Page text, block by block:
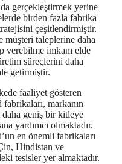
gerçekleştirmek yerine
birden fazla fabrika
çeşitlendirmiştir.
müşteri taleplerine daha
verebilme imkanı elde
süreçlerini daha
getirmiştir.
faaliyet gösteren
fabrikaları, markanın
geniş bir kitleye
yardımcı olmaktadır.
en önemli fabrikaları
Hindistan ve
tesisler yer almaktadır.